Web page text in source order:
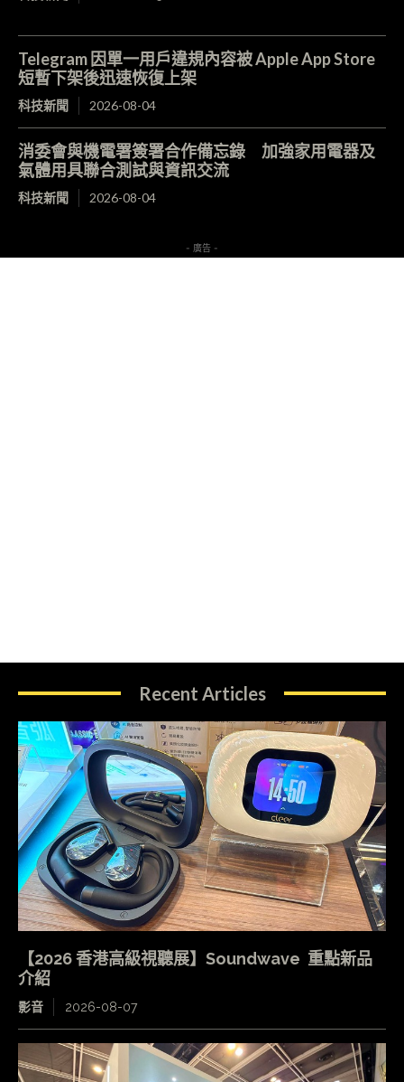
Telegram 因單一用戶違規內容被 Apple App Store
短暫下架後迅速恢復上架
科技新聞 2026-08-04
消委會與機電署簽署合作備忘錄 加強家用電器及
氣體用具聯合測試與資訊交流
科技新聞 2026-08-04
- 廣告 -
Recent Articles
【2026 香港高級視聽展】Soundwave 重點新品
介紹
影音 2026-08-07